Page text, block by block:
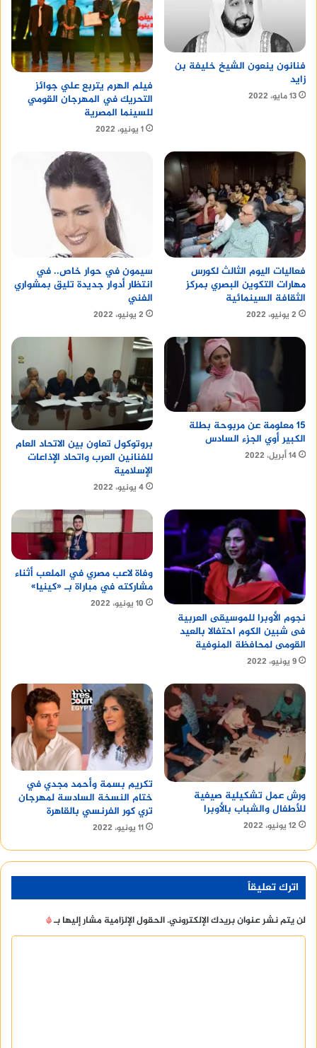
فنانون ينعون الشيخ خليفة بن
زايد
13 مايو، 2022
فيلم الهرم يتربع علي جوائز
التحريك في المهرجان القومي
للسينما المصرية
1 يونيو، 2022
فعاليات اليوم الثالث لكورس
مهارات التكوين البصري بمركز
الثقافة السينمائية
2 يونيو، 2022
سيمون في حوار خاص.. في
انتظار أدوار جديدة تليق بمشواري
الفني
2 يونيو، 2022
15 معلومة عن مربوحة بطلة
الكبير أوي الجزء السادس
14 أبريل، 2022
بروتوكول تعاون بين الاتحاد العام
للفنانين العرب واتحاد الإذاعات
الإسلامية
4 يونيو، 2022
نجوم الأوبرا للموسيقى العربية
فى شبين الكوم احتفالا بالعيد
القومى لمحافظة المنوفية
9 يونيو، 2022
وفاة لاعب مصري في الملعب أثناء
مشاركته في مباراة بـ «كينيا»
10 يونيو، 2022
ورش عمل تشكيلية صيفية
للأطفال والشباب بالأوبرا
12 يونيو، 2022
تكريم بسمة وأحمد مجدي في
ختام النسخة السادسة لمهرجان
تري كور الفرنسي بالقاهرة
11 يونيو، 2022
اترك تعليقاً
لن يتم نشر عنوان بريدك الإلكتروني.الحقول الإلزامية مشار إليها بـ*